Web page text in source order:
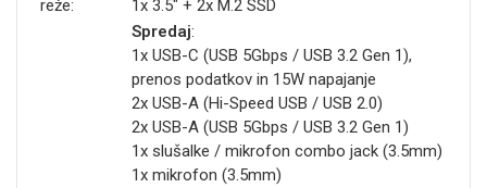
reže:
1x 3.5" + 2x M.2 SSD
Spredaj:
1x USB-C (USB 5Gbps / USB 3.2 Gen 1),
prenos podatkov in 15W napajanje
2x USB-A (Hi-Speed USB / USB 2.0)
2x USB-A (USB 5Gbps / USB 3.2 Gen 1)
1x slušalke / mikrofon combo jack (3.5mm)
1x mikrofon (3.5mm)